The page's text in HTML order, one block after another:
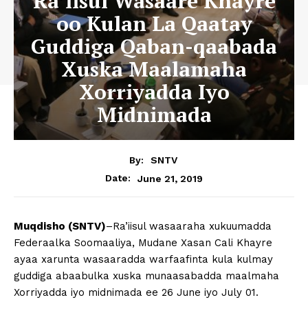
oo Kulan La Qaatay
Guddiga Qaban-qaabada
Xuska Maalamaha
Xorriyadda Iyo
Midnimada
By:
SNTV
Date:
June 21, 2019
Muqdisho (SNTV)–Ra’iisul wasaaraha xukuumadda
Federaalka Soomaaliya, Mudane Xasan Cali Khayre
ayaa xarunta wasaaradda warfaafinta kula kulmay
guddiga abaabulka xuska munaasabadda maalmaha
Xorriyadda iyo midnimada ee 26 June iyo July 01.